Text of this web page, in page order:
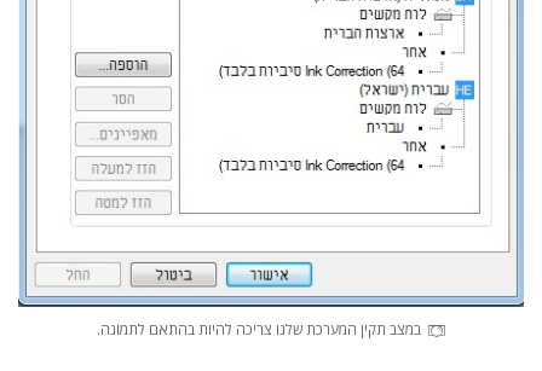
במצב תקין המערכת שלנו צריכה להיות בהתאם לתמונה.